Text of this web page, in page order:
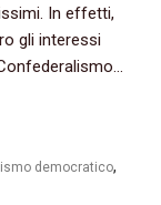
In effetti,
gli interessi
democratico,